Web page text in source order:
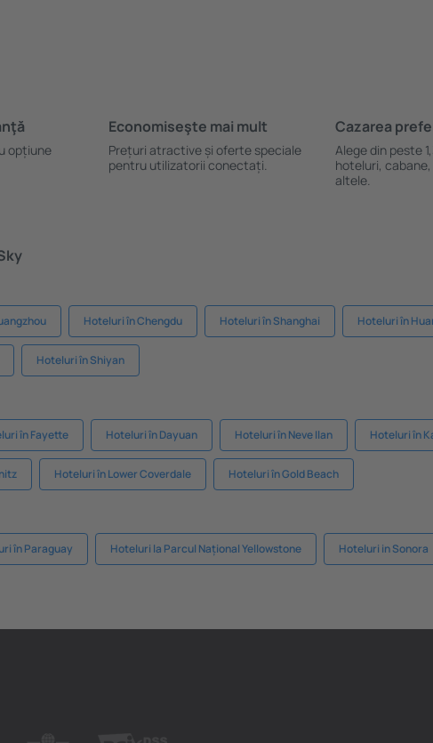
opțiune
Economiseşte mai mult
Prețuri atractive și oferte speciale
pentru utilizatorii conectați.
Cazarea
Alege din peste
hoteluri,
altele.
Hoteluri în Chengdu Hoteluri în Shanghai Hoteluri în
Hoteluri în Shiyan
în Fayette Hoteluri în Dayuan Hoteluri în Neve Ilan Hoteluri în
Hoteluri în Lower Coverdale Hoteluri în Gold Beach
în Paraguay Hoteluri la Parcul Național Yellowstone Hoteluri in Sonora